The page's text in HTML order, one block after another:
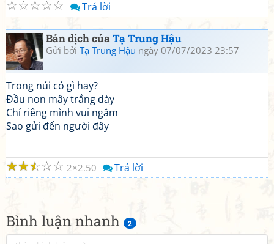
Bình luận nhanh 2
☆
☆
☆
☆
☆ Trả lời
Bản dịch củaTạ Trung Hậu
Gửi bởi Tạ Trung Hậu ngày 07/07/2023 23:57
Trong núi có gì hay?
Đầu non mây trắng dày
Chỉ riêng mình vui ngắm
Sao gửi đến người đây
☆
☆
☆
☆
☆ 2 2.50 Trả lời